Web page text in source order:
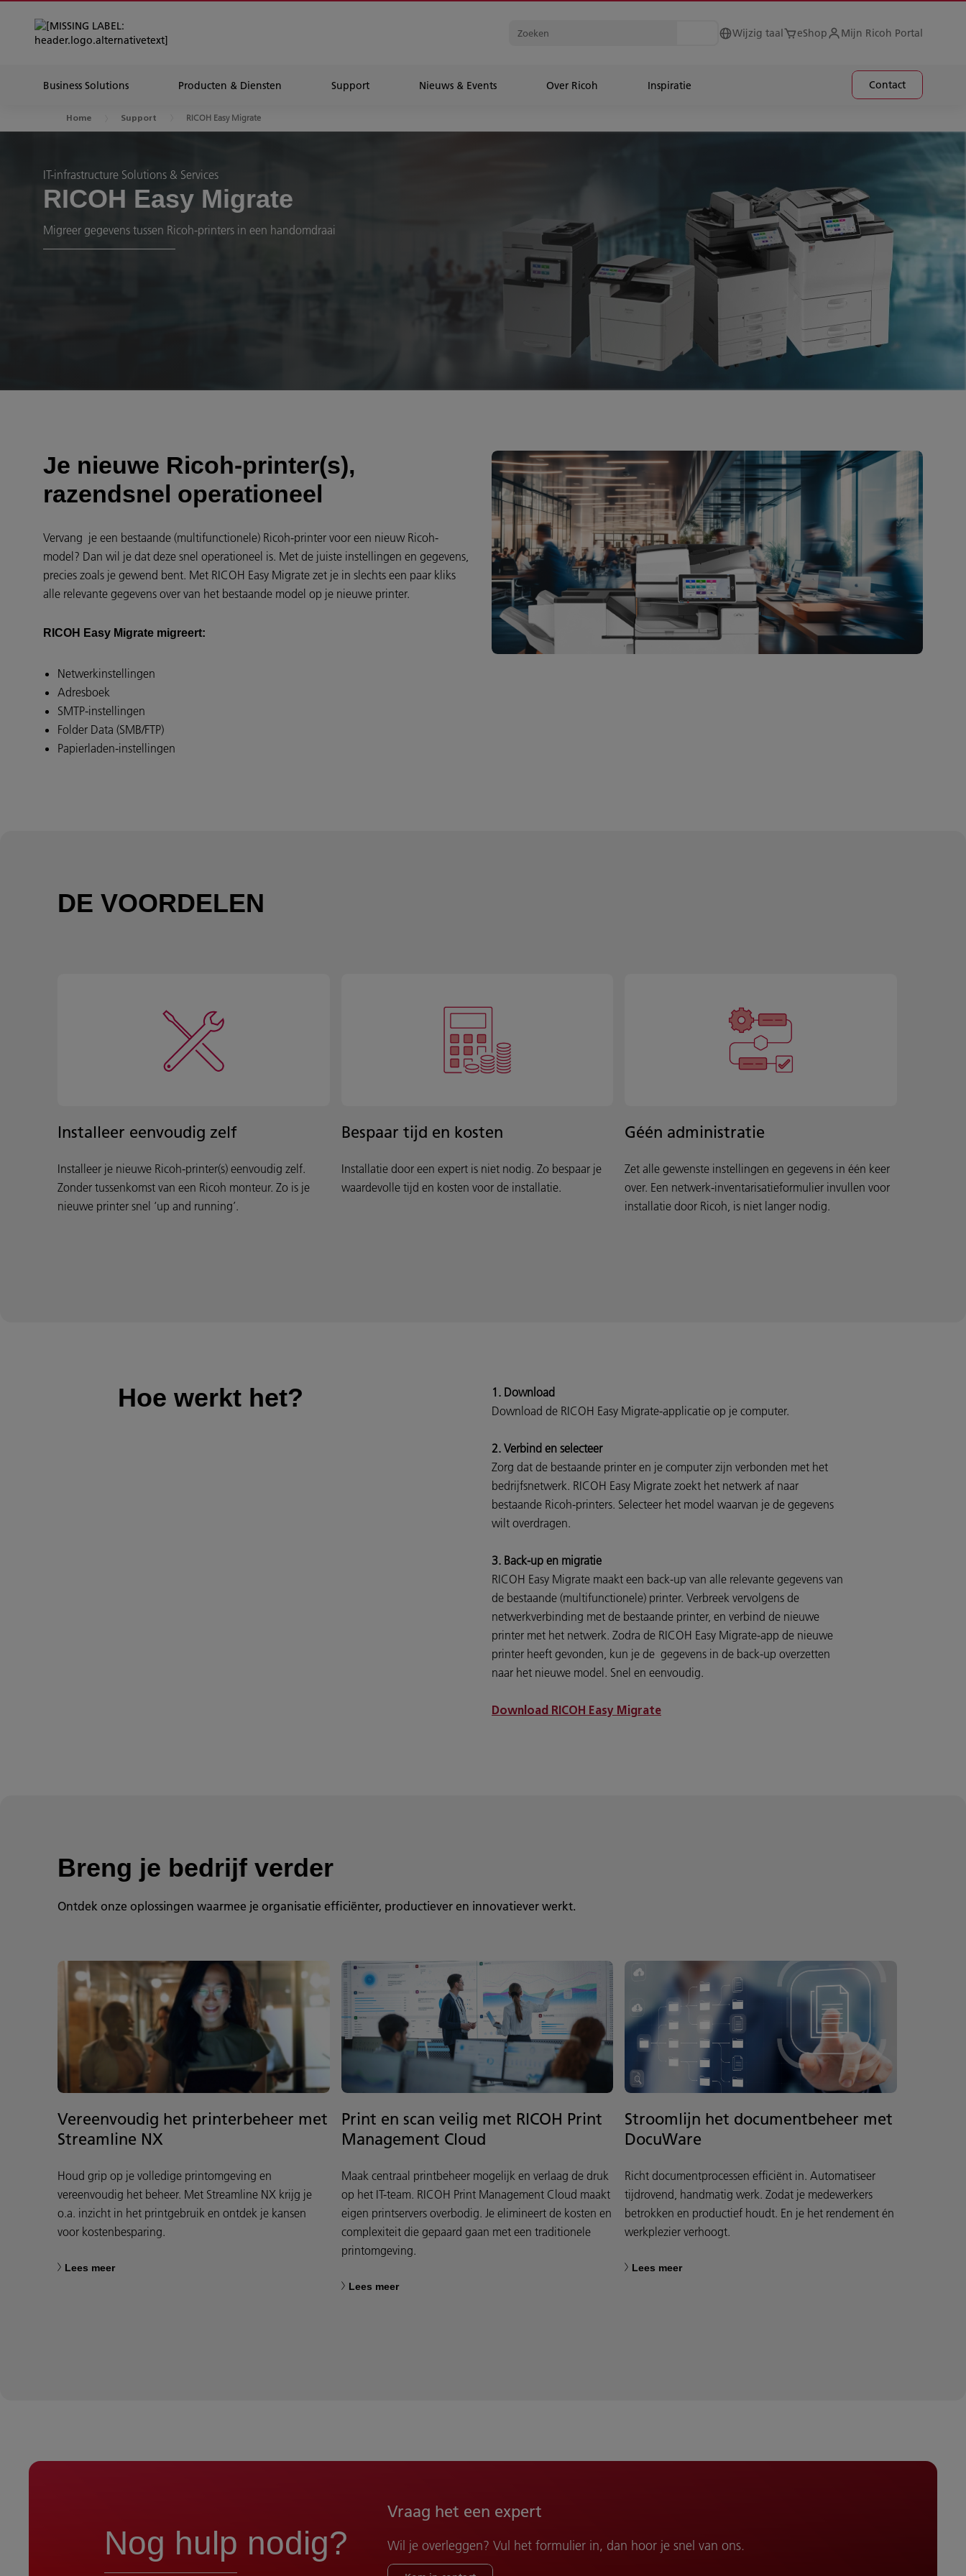
Wijzig taal eShop Mijn Ricoh Portal
Business Solutions Producten & Diensten Support Nieuws & Events Over Ricoh Inspiratie Contact
Home Support RICOH Easy Migrate
IT-infrastructure Solutions & Services
RICOH Easy Migrate
Migreer gegevens tussen Ricoh-printers in een handomdraai
Je nieuwe Ricoh-printer(s),
razendsnel operationeel
Vervang je een bestaande (multifunctionele) Ricoh-printer voor een nieuw Ricoh-
model? Dan wil je dat deze snel operationeel is. Met de juiste instellingen en gegevens,
precies zoals je gewend bent. Met RICOH Easy Migrate zet je in slechts een paar kliks
alle relevante gegevens over van het bestaande model op je nieuwe printer.
RICOH Easy Migrate migreert:
Netwerkinstellingen
Adresboek
SMTP-instellingen
Folder Data (SMB/FTP)
Papierladen-instellingen
DE VOORDELEN
Installeer eenvoudig zelf
Installeer je nieuwe Ricoh-printer(s) eenvoudig zelf.
Zonder tussenkomst van een Ricoh monteur. Zo is je
nieuwe printer snel ‘up and running’.
Bespaar tijd en kosten
Installatie door een expert is niet nodig. Zo bespaar je
waardevolle tijd en kosten voor de installatie.
Géén administratie
Zet alle gewenste instellingen en gegevens in één keer
over. Een netwerk-inventarisatieformulier invullen voor
installatie door Ricoh, is niet langer nodig.
Hoe werkt het?
1. Download
Download de RICOH Easy Migrate-applicatie op je computer.
2. Verbind en selecteer
Zorg dat de bestaande printer en je computer zijn verbonden met het
bedrijfsnetwerk. RICOH Easy Migrate zoekt het netwerk af naar
bestaande Ricoh-printers. Selecteer het model waarvan je de gegevens
wilt overdragen.
3. Back-up en migratie
RICOH Easy Migrate maakt een back-up van alle relevante gegevens van
de bestaande (multifunctionele) printer. Verbreek vervolgens de
netwerkverbinding met de bestaande printer, en verbind de nieuwe
printer met het netwerk. Zodra de RICOH Easy Migrate-app de nieuwe
printer heeft gevonden, kun je de gegevens in de back-up overzetten
naar het nieuwe model. Snel en eenvoudig.
Download RICOH Easy Migrate
Breng je bedrijf verder
Ontdek onze oplossingen waarmee je organisatie efficiënter, productiever en innovatiever werkt.
Vereenvoudig het printerbeheer met
Streamline NX
Houd grip op je volledige printomgeving en
vereenvoudig het beheer. Met Streamline NX krijg je
o.a. inzicht in het printgebruik en ontdek je kansen
voor kostenbesparing.
Lees meer
Print en scan veilig met RICOH Print
Management Cloud
Maak centraal printbeheer mogelijk en verlaag de druk
op het IT-team. RICOH Print Management Cloud maakt
eigen printservers overbodig. Je elimineert de kosten en
complexiteit die gepaard gaan met een traditionele
printomgeving.
Lees meer
Stroomlijn het documentbeheer met
DocuWare
Richt documentprocessen efficiënt in. Automatiseer
tijdrovend, handmatig werk. Zodat je medewerkers
betrokken en productief houdt. En je het rendement én
werkplezier verhoogt.
Lees meer
Nog hulp nodig?
Vraag het een expert
Wil je overleggen? Vul het formulier in, dan hoor je snel van ons.